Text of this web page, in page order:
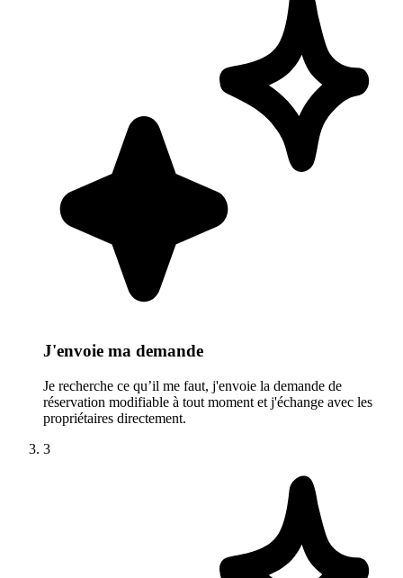
J'envoie ma demande
Je recherche ce qu’il me faut, j'envoie la demande de
réservation modifiable à tout moment et j'échange avec les
propriétaires directement.
3